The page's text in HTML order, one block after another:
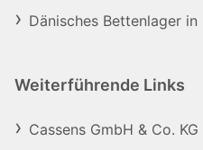
Dänisches Bettenlager
Weiterführende Links
Cassens GmbH & Co.